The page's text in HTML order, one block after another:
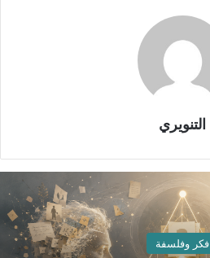
التنويري
فكر وفلسفة